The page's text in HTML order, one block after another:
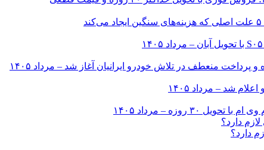
منعطف در تلاش خودرو ایرانیان آغاز شد – مرداد ۱۴۰۵
روزه – مرداد ۱۴۰۵
دارد؟